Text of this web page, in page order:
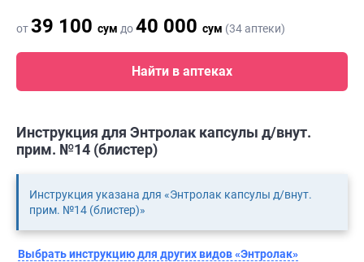
от39 100 сум до40 000 сум (34 аптеки)
Найти в аптеках
Инструкция для Энтролак капсулы д/внут.
прим. №14 (блистер)
Инструкция указана для «Энтролак капсулы д/внут.
прим. №14 (блистер)»
Выбрать инструкцию для других видов «Энтролак»